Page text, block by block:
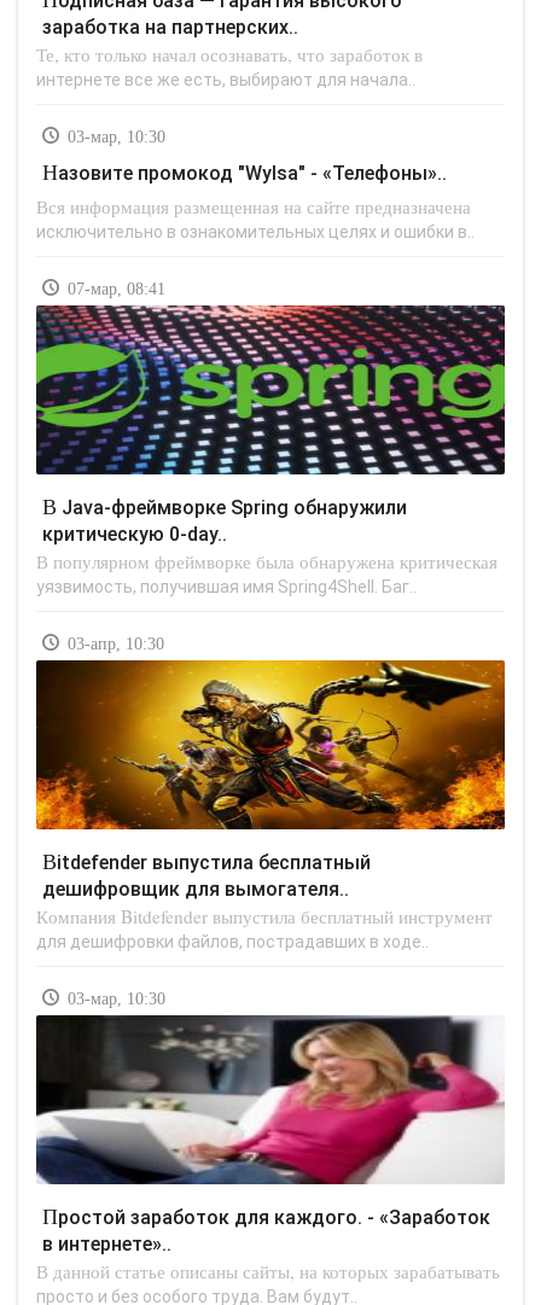
заработка на партнерских..
Те, кто только начал осознавать, что заработок в
интернете все же есть, выбирают для начала..
03-мар, 10:30
Назовите промокод "Wylsa" - «Телефоны»..
Вся информация размещенная на сайте предназначена
исключительно в ознакомительных целях и ошибки в..
07-мар, 08:41
В Java-фреймворке Spring обнаружили
критическую 0-day..
В популярном фреймворке была обнаружена критическая
уязвимость, получившая имя Spring4Shell. Баг..
03-апр, 10:30
Bitdefender выпустила бесплатный
дешифровщик для вымогателя..
Компания Bitdefender выпустила бесплатный инструмент
для дешифровки файлов, пострадавших в ходе..
03-мар, 10:30
Простой заработок для каждого. - «Заработок
в интернете»..
В данной статье описаны сайты, на которых зарабатывать
просто и без особого труда. Вам будут..